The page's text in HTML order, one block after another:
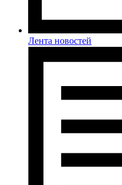
Лента новостей